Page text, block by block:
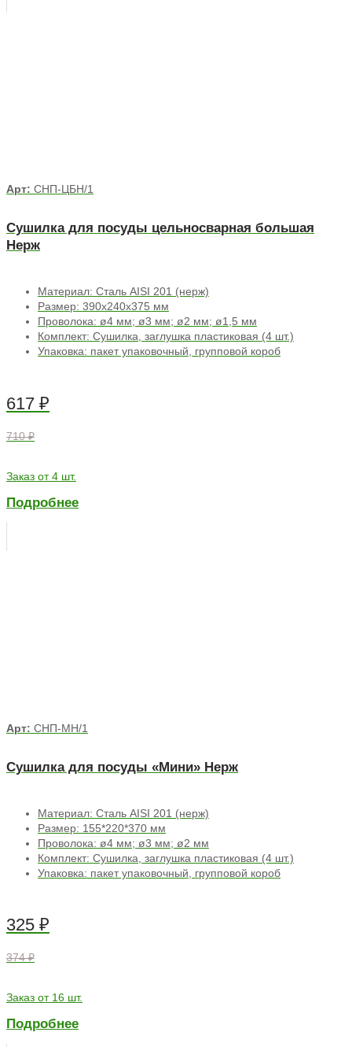
Арт: СНП-ЦБН/1
Сушилка для посуды цельносварная большая
Нерж
Материал: Сталь AISI 201 (нерж)
Размер: 390х240х375 мм
Проволока: ø4 мм; ø3 мм; ø2 мм; ø1,5 мм
Комплект: Сушилка, заглушка пластиковая (4 шт.)
Упаковка: пакет упаковочный, групповой короб
617 ₽
710 ₽
Заказ от 4 шт.
Подробнее
Арт: СНП-МН/1
Сушилка для посуды «Мини» Нерж
Материал: Сталь AISI 201 (нерж)
Размер: 155*220*370 мм
Проволока: ø4 мм; ø3 мм; ø2 мм
Комплект: Сушилка, заглушка пластиковая (4 шт.)
Упаковка: пакет упаковочный, групповой короб
325 ₽
374 ₽
Заказ от 16 шт.
Подробнее